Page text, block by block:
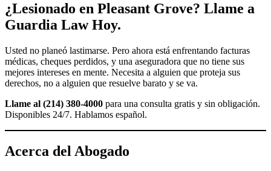
¿Lesionado en Pleasant Grove? Llame a
Guardia Law Hoy.
Usted no planeó lastimarse. Pero ahora está enfrentando facturas
médicas, cheques perdidos, y una aseguradora que no tiene sus
mejores intereses en mente. Necesita a alguien que proteja sus
derechos, no a alguien que resuelve barato y se va.
Llame al (214) 380-4000 para una consulta gratis y sin obligación.
Disponibles 24/7. Hablamos español.
Acerca del Abogado